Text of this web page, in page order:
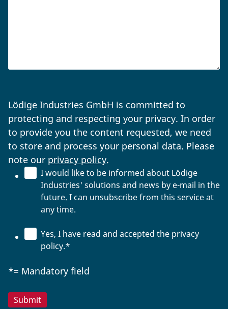
Lödige Industries GmbH is committed to
protecting and respecting your privacy. In order
to provide you the content requested, we need
to store and process your personal data. Please
note our privacy policy.
I would like to be informed about Lödige
Industries' solutions and news by e-mail in the
future. I can unsubscribe from this service at
any time.
Yes, I have read and accepted the privacy
policy.*
*= Mandatory field